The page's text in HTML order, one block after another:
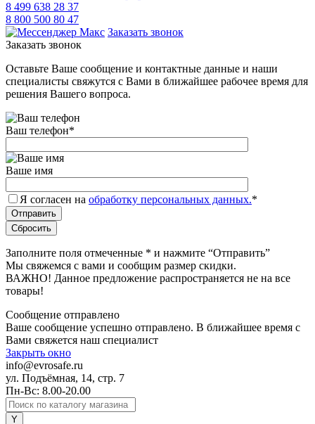
8 499 638 28 37
8 800 500 80 47
Заказать звонок
Заказать звонок
Оставьте Ваше сообщение и контактные данные и наши
специалисты свяжутся с Вами в ближайшее рабочее время для
решения Вашего вопроса.
Ваш телефон*
Ваше имя
Я согласен на обработку персональных данных.*
Заполните поля отмеченные * и нажмите “Отправить”
Мы свяжемся с вами и сообщим размер скидки.
ВАЖНО! Данное предложение распространяется не на все
товары!
Сообщение отправлено
Ваше сообщение успешно отправлено. В ближайшее время с
Вами свяжется наш специалист
Закрыть окно
info@evrosafe.ru
ул. Подъёмная, 14, стр. 7
Пн-Вс: 8.00-20.00